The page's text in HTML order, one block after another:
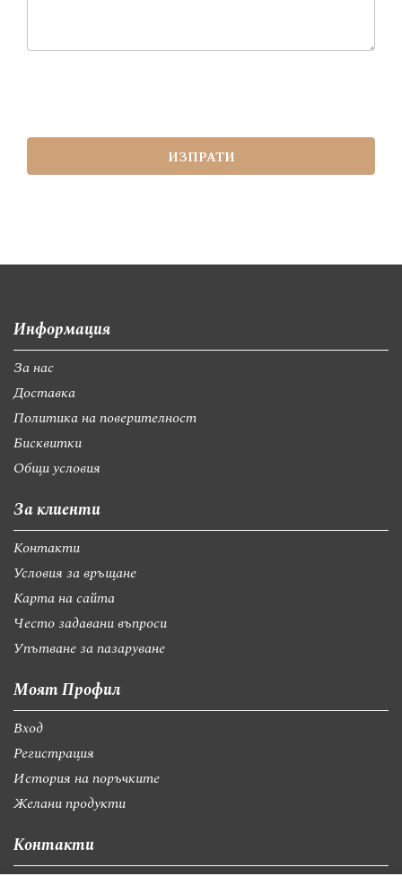
ИЗПРАТИ
Информация
За нас
Доставка
Политика на поверителност
Бисквитки
Общи условия
За клиенти
Контакти
Условия за връщане
Карта на сайта
Често задавани въпроси
Упътване за пазаруване
Моят Профил
Вход
Регистрация
История на поръчките
Желани продукти
Контакти